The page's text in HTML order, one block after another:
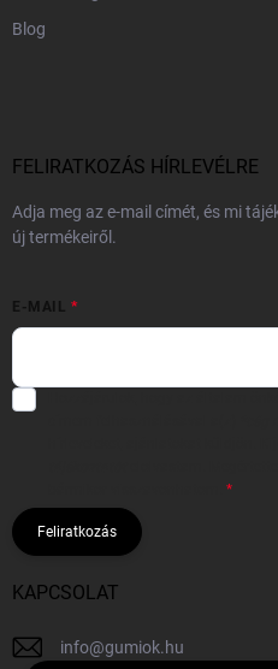
Blog
FELIRATKOZÁS HÍRLEVÉLRE
Adja meg az e-mail címét, és mi
új termékeiről.
E-MAIL
Feliratkozás
KAPCSOLAT
info@gumiok.hu